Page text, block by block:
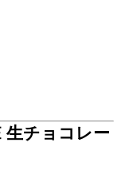
生チョコレー